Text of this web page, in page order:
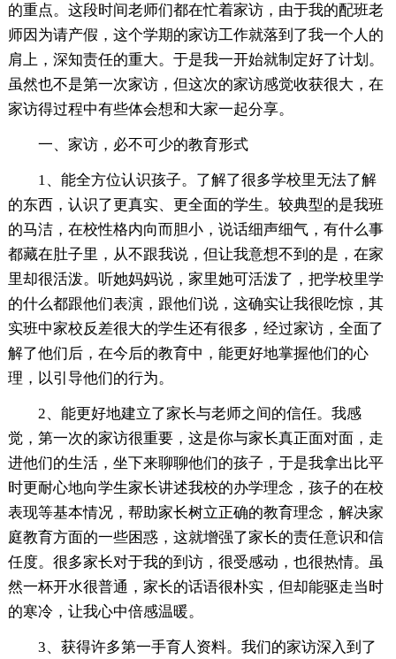
的重点。这段时间老师们都在忙着家访，由于我的配班老
师因为请产假，这个学期的家访工作就落到了我一个人的
肩上，深知责任的重大。于是我一开始就制定好了计划。
虽然也不是第一次家访，但这次的家访感觉收获很大，在
家访得过程中有些体会想和大家一起分享。
一、家访，必不可少的教育形式
1、能全方位认识孩子。了解了很多学校里无法了解
的东西，认识了更真实、更全面的学生。较典型的是我班
的马洁，在校性格内向而胆小，说话细声细气，有什么事
都藏在肚子里，从不跟我说，但让我意想不到的是，在家
里却很活泼。听她妈妈说，家里她可活泼了，把学校里学
的什么都跟他们表演，跟他们说，这确实让我很吃惊，其
实班中家校反差很大的学生还有很多，经过家访，全面了
解了他们后，在今后的教育中，能更好地掌握他们的心
理，以引导他们的行为。
2、能更好地建立了家长与老师之间的信任。我感
觉，第一次的家访很重要，这是你与家长真正面对面，走
进他们的生活，坐下来聊聊他们的孩子，于是我拿出比平
时更耐心地向学生家长讲述我校的办学理念，孩子的在校
表现等基本情况，帮助家长树立正确的教育理念，解决家
庭教育方面的一些困惑，这就增强了家长的责任意识和信
任度。很多家长对于我的到访，很受感动，也很热情。虽
然一杯开水很普通，家长的话语很朴实，但却能驱走当时
的寒冷，让我心中倍感温暖。
3、获得许多第一手育人资料。我们的家访深入到了